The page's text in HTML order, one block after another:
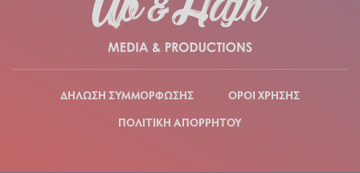
ΔΗΛΩΣΗ ΣΥΜΜΟΡΦΩΣΗΣ
ΟΡΟΙ ΧΡΗΣΗΣ
ΠΟΛΙΤΙΚΗ ΑΠΟΡΡΗΤΟΥ